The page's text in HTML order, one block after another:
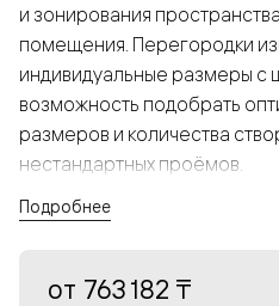
и зонирования
помещения. Перегородки
индивидуальные размеры с
возможность подобрать
размеров и количества
нестандартных проёмов.
а большой выбор вставок из
Подробнее
от 763 182 ₸